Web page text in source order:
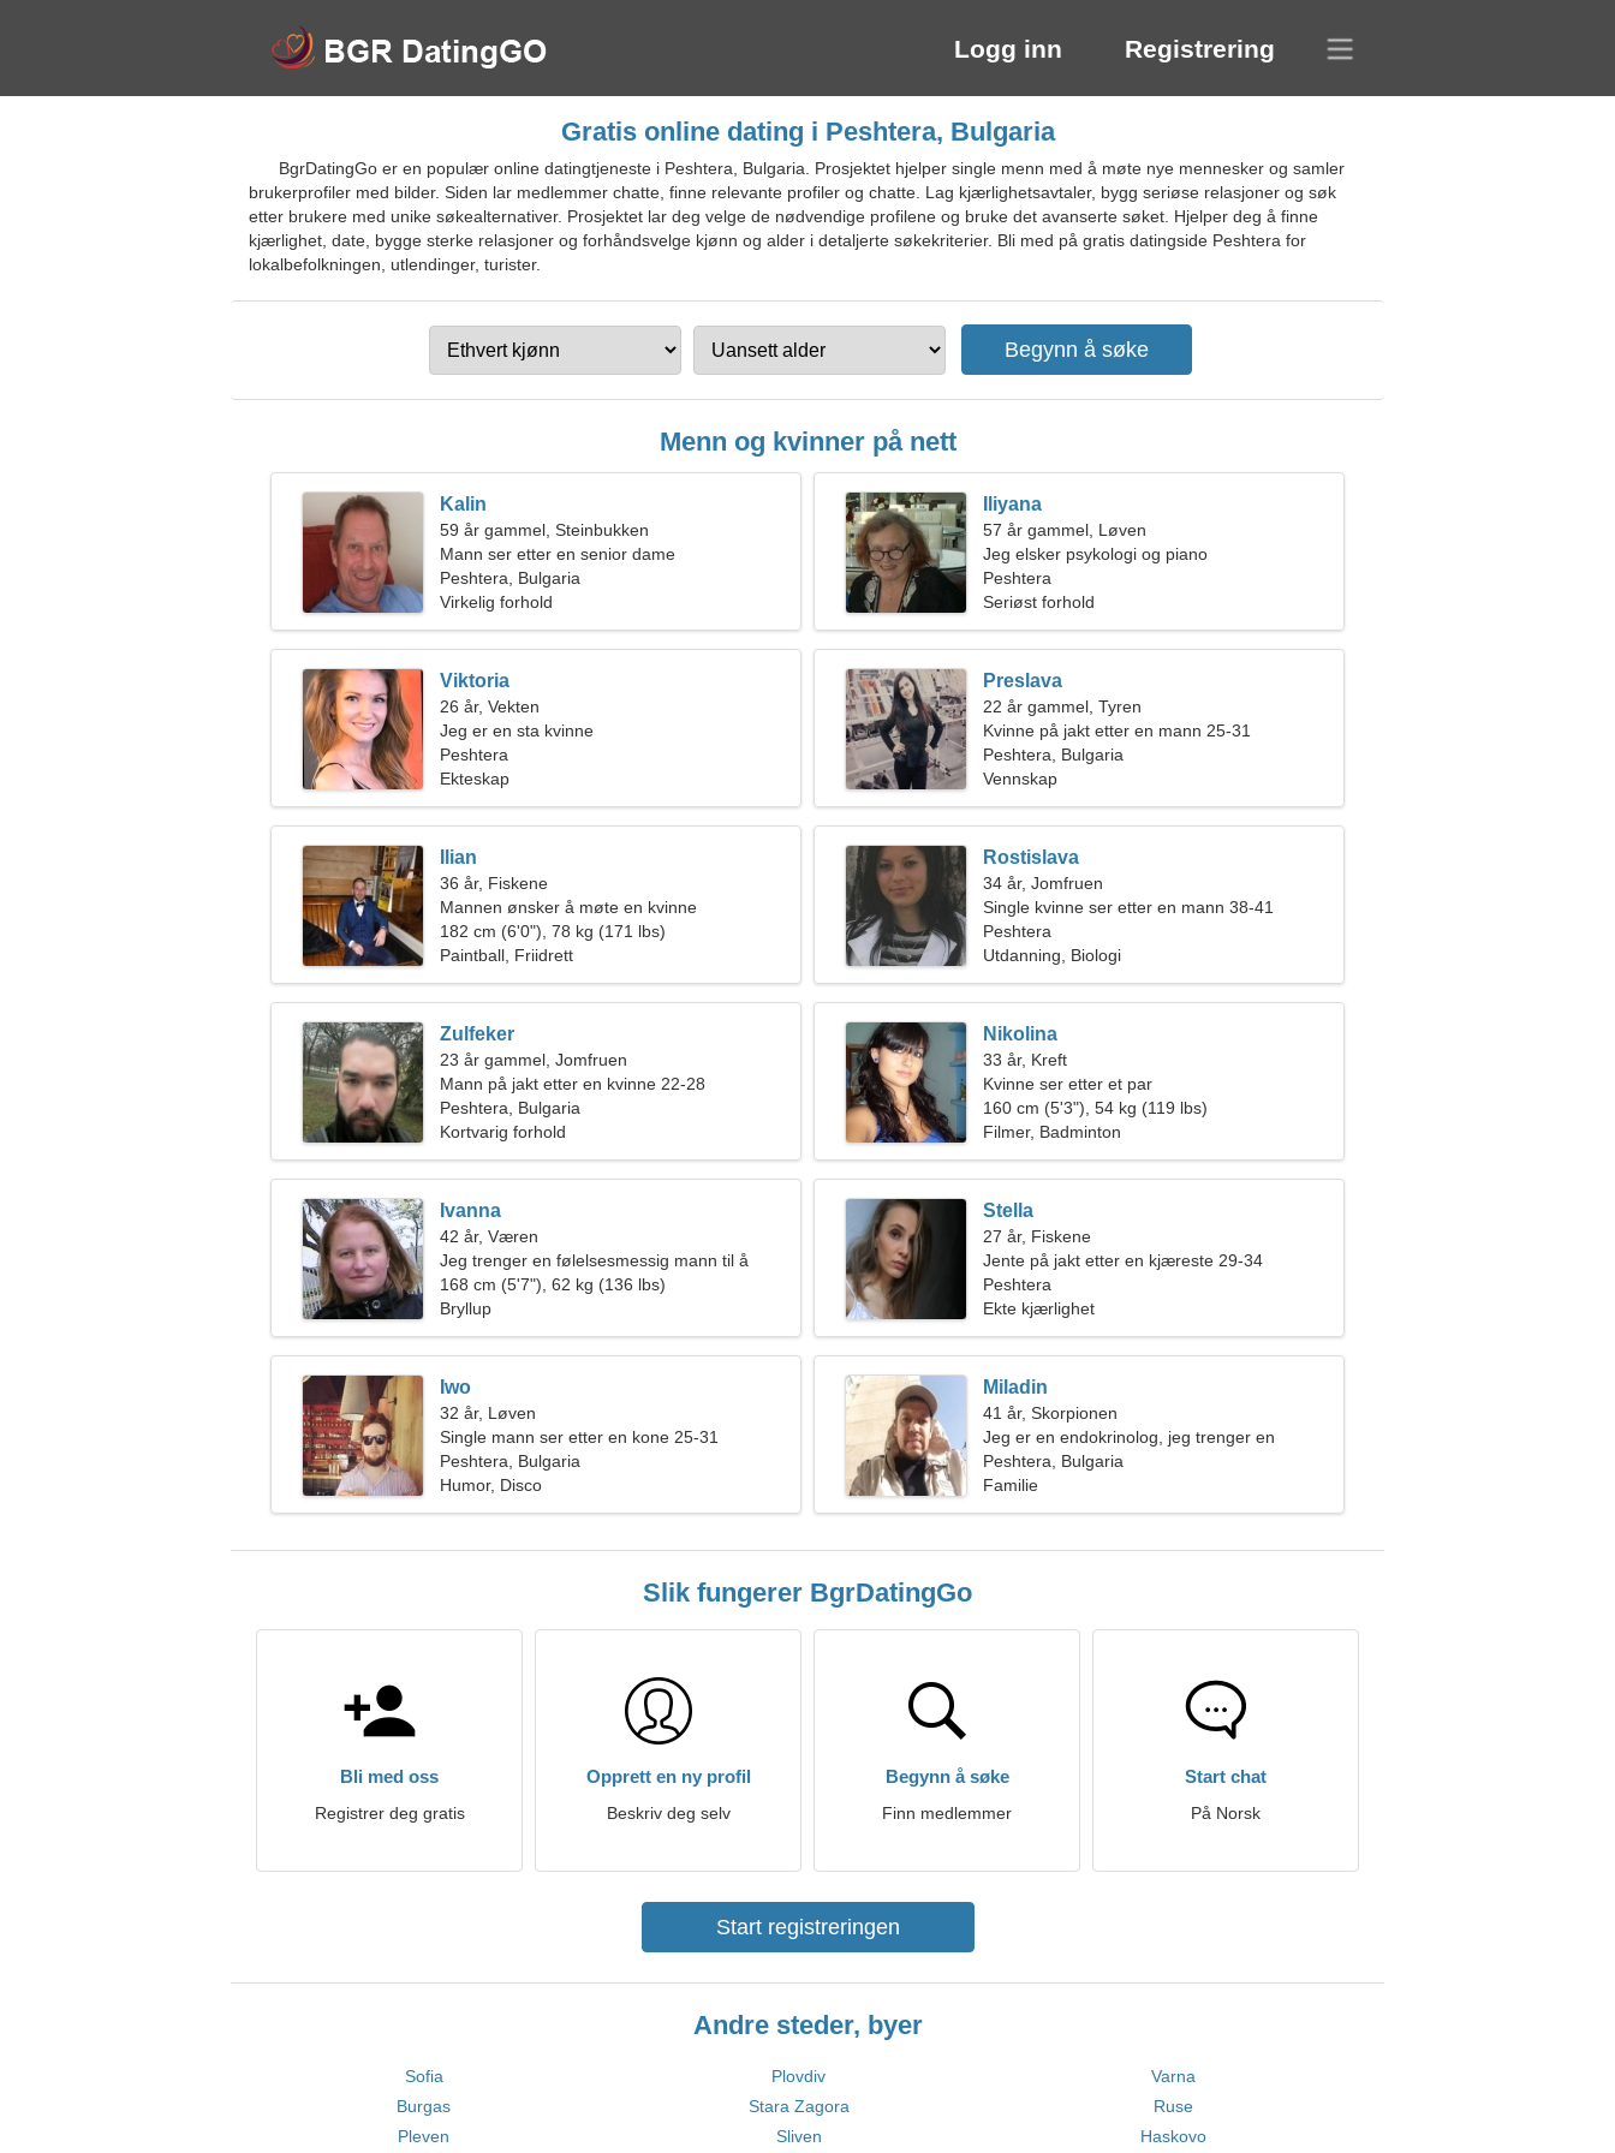
Logg inn Registrering
Gratis online dating i Peshtera, Bulgaria
BgrDatingGo er en populær online datingtjeneste i Peshtera, Bulgaria. Prosjektet hjelper single menn med å møte nye mennesker og samler
brukerprofiler med bilder. Siden lar medlemmer chatte, finne relevante profiler og chatte. Lag kjærlighetsavtaler, bygg seriøse relasjoner og søk
etter brukere med unike søkealternativer. Prosjektet lar deg velge de nødvendige profilene og bruke det avanserte søket. Hjelper deg å finne
kjærlighet, date, bygge sterke relasjoner og forhåndsvelge kjønn og alder i detaljerte søkekriterier. Bli med på gratis datingside Peshtera for
lokalbefolkningen, utlendinger, turister.
Menn og kvinner på nett
Kalin
59 år gammel, Steinbukken
Mann ser etter en senior dame
Peshtera, Bulgaria
Virkelig forhold
Iliyana
57 år gammel, Løven
Jeg elsker psykologi og piano
Peshtera
Seriøst forhold
Viktoria
26 år, Vekten
Jeg er en sta kvinne
Peshtera
Ekteskap
Preslava
22 år gammel, Tyren
Kvinne på jakt etter en mann 25-31
Peshtera, Bulgaria
Vennskap
Ilian
36 år, Fiskene
Mannen ønsker å møte en kvinne
182 cm (6'0"), 78 kg (171 lbs)
Paintball, Friidrett
Rostislava
34 år, Jomfruen
Single kvinne ser etter en mann 38-41
Peshtera
Utdanning, Biologi
Zulfeker
23 år gammel, Jomfruen
Mann på jakt etter en kvinne 22-28
Peshtera, Bulgaria
Kortvarig forhold
Nikolina
33 år, Kreft
Kvinne ser etter et par
160 cm (5'3"), 54 kg (119 lbs)
Filmer, Badminton
Ivanna
42 år, Væren
Jeg trenger en følelsesmessig mann til å
reise sammen
168 cm (5'7"), 62 kg (136 lbs)
Bryllup
Stella
27 år, Fiskene
Jente på jakt etter en kjæreste 29-34
Peshtera
Ekte kjærlighet
Iwo
32 år, Løven
Single mann ser etter en kone 25-31
Peshtera, Bulgaria
Humor, Disco
Miladin
41 år, Skorpionen
Jeg er en endokrinolog, jeg trenger en
emosjonell kvinne
Peshtera, Bulgaria
Familie
Slik fungerer BgrDatingGo
Bli med oss
Registrer deg gratis
Opprett en ny profil
Beskriv deg selv
Begynn å søke
Finn medlemmer
Start chat
På Norsk
Start registreringen
Andre steder, byer
Sofia Plovdiv
Varna
Burgas
Stara Zagora
Ruse
Pleven
Sliven Haskovo